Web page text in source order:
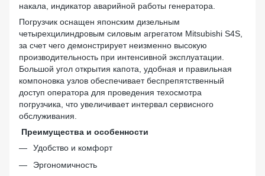
накала, индикатор аварийной работы генератора.
Погрузчик оснащен японским дизельным
четырехцилиндровым силовым агрегатом Mitsubishi S4S,
за счет чего демонстрирует неизменно высокую
производительность при интенсивной эксплуатации.
Большой угол открытия капота, удобная и правильная
компоновка узлов обеспечивает беспрепятственный
доступ оператора для проведения техосмотра
погрузчика, что увеличивает интервал сервисного
обслуживания.
Преимущества и особенности
Удобство и комфорт
Эргономичность